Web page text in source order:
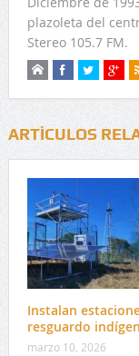
plazoleta del
Stereo 105.7 FM.
ARTÍCULOS
Instalan
resguardo
marzo 10, 2026